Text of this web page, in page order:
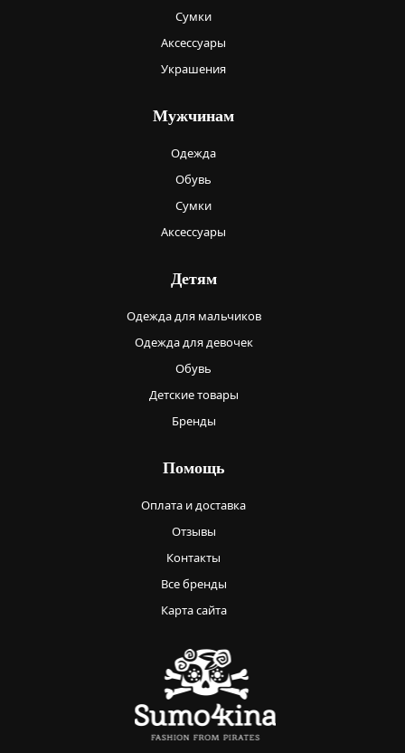
Сумки
Аксессуары
Украшения
Мужчинам
Одежда
Обувь
Сумки
Аксессуары
Детям
Одежда для мальчиков
Одежда для девочек
Обувь
Детские товары
Бренды
Помощь
Оплата и доставка
Отзывы
Контакты
Все бренды
Карта сайта